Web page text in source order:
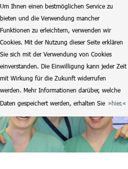
Um Ihnen einen bestmöglichen Service zu
bieten und die Verwendung mancher
Funktionen zu erleichtern, verwenden wir
Cookies. Mit der Nutzung dieser Seite erklären
Sie sich mit der Verwendung von Cookies
einverstanden. Die Einwilligung kann jeder Zeit
mit Wirkung für die Zukunft widerrufen
werden. Mehr Informationen darüber, welche
Daten gespeichert werden, erhalten Sie
hier.